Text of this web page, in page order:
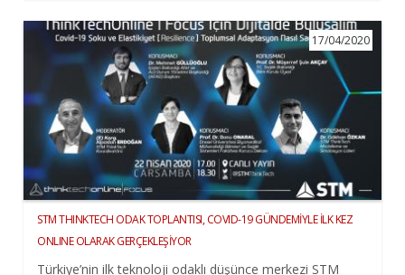
STM THINKTECH ODAK TOPLANTISI, COVID-19 GÜNDEMİYLE İLK KEZ
ONLINE OLARAK GERÇEKLEŞİYOR
17/04/2020
Türkiye’nin ilk teknoloji odaklı düşünce merkezi STM